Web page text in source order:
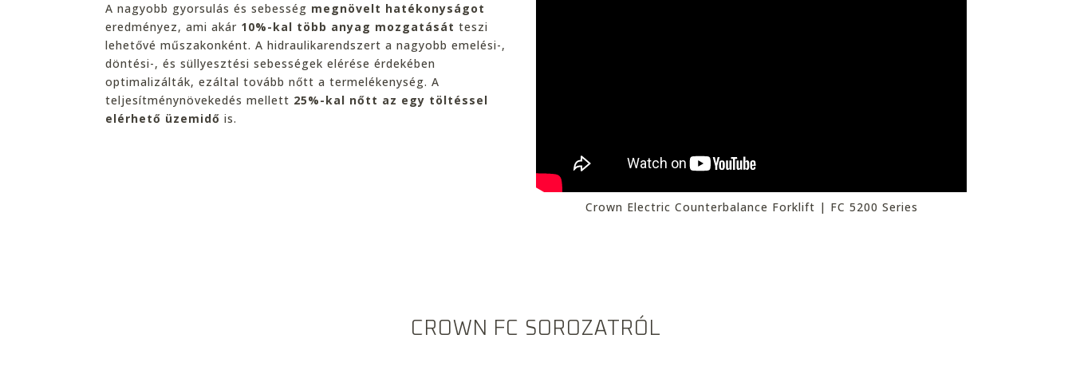
A nagyobb gyorsulás és sebesség megnövelt hatékonyságot
eredményez, ami akár 10%-kal több anyag mozgatását teszi
lehetővé műszakonként. A hidraulikarendszert a nagyobb emelési-,
döntési-, és süllyesztési sebességek elérése érdekében
optimalizálták, ezáltal tovább nőtt a termelékenység. A
teljesítménynövekedés mellett 25%-kal nőtt az egy töltéssel
elérhető üzemidő is.
Crown Electric Counterbalance Forklift | FC 5200 Series
CROWN FC SOROZATRÓL